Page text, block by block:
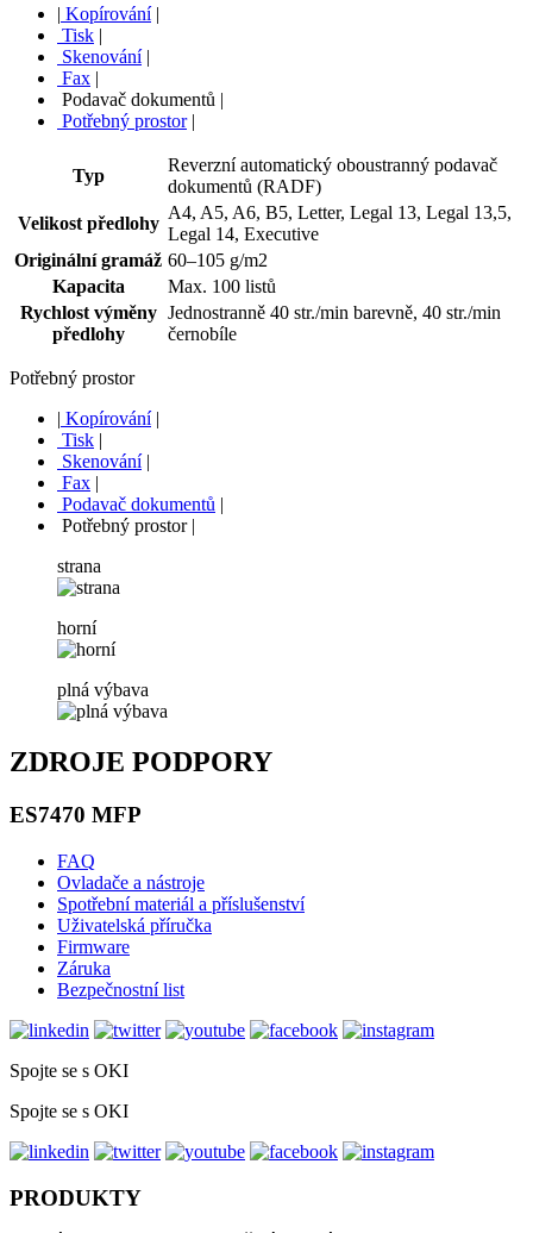
| Kopírování|
Tisk |
Skenování|
Fax |
Podavač dokumentů |
Potřebný prostor|
Typ
Reverzní automatický oboustranný podavač
dokumentů (RADF)
Velikost předlohy
A4, A5, A6, B5, Letter, Legal 13, Legal 13,5,
Legal 14, Executive
Originální gramáž 60–105 g/m2
Kapacita
Max. 100 listů
Rychlost výměny
předlohy
Jednostranně 40 str./min barevně, 40 str./min
černobíle
Potřebný prostor
| Kopírování|
Tisk |
Skenování|
Fax |
Podavač dokumentů |
Potřebný prostor|
strana
horní
plná výbava
ZDROJE PODPORY
ES7470 MFP
FAQ
Ovladače a nástroje
Spotřební materiál a příslušenství
Uživatelská příručka
Firmware
Záruka
Bezpečnostní list
Spojte se s OKI
Spojte se s OKI
PRODUKTY